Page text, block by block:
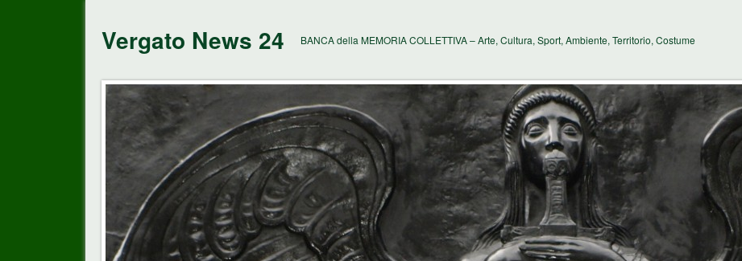
Vergato News 24 BANCA della MEMORIA COLLETTIVA – Arte, Cultura, Sport, Ambiente, Territorio, Costume